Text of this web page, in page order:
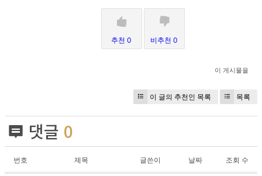
추천 0 비추천 0
이 게시물을
이 글의 추천인 목록 목록
댓글 0
번호 제목 글쓴이 날짜 조회 수